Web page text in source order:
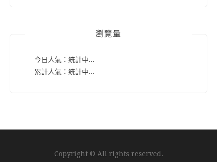
瀏覽量
今日人氣： 統計中...
累計人氣： 統計中...
Copyright © All rights reserved.